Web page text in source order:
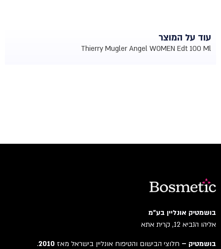
עוד על המוצר
Thierry Mugler Angel WOMEN Edt 100 Ml
בושמטיק אונליין בע"מ
אליהו הנביא 12, קרית אתא
בושמטיק –חלוצי הבישום והטיפוח אונליין בישראל מאז2010
.